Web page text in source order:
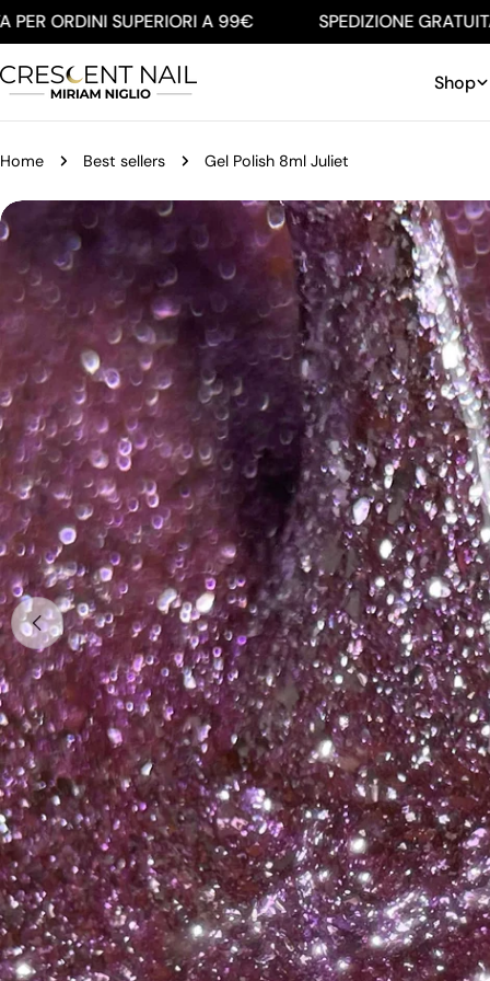
Salta
al
contenuto
ORDINI SUPERIORI A 99€ SPEDIZIONE GRATUITA
Shop
Home Best sellers Gel Polish 8ml Juliet
Passa
alle
informazioni
sul
prodotto
supporto 0 in modalità modale